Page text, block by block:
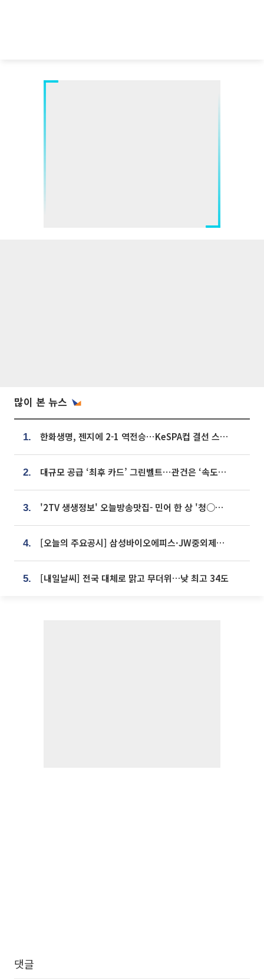
많이 본 뉴스
1. 한화생명, 젠지에 2-1 역전승⋯KeSPA컵 결선 스테이지 2 직행
2. 대규모 공급 ‘최후 카드’ 그린벨트⋯관건은 ‘속도’ [주택공급 승부수의 조건]
3. '2TV 생생정보' 오늘방송맛집- 민어 한 상 '청○○○' vs 전복 한 상 '명○'
4. [오늘의 주요공시] 삼성바이오에피스·JW중외제약·한미반도체·SK바이오사이언스 등
5. [내일날씨] 전국 대체로 맑고 무더위…낮 최고 34도
댓글